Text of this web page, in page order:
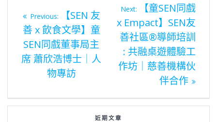
文
章
導
Previous:
Previous
post:
【SEN 友
善 x 飲食文學】童
SEN同戲董事局主
席 蕭欣浩博士｜人
物專訪
Next:
Next
post:
【童SEN同戲
x Empact】SEN友
善社區®️導師培訓
: 共融桌遊體驗工
作坊｜慈善機構伙
伴合作
近期文章